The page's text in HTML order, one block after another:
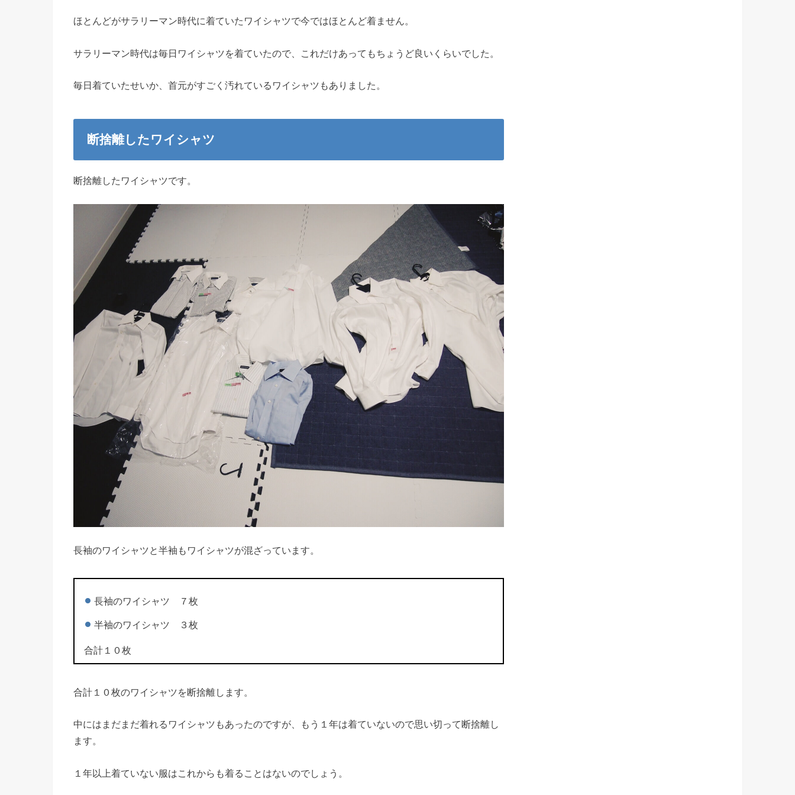
ほとんどがサラリーマン時代に着ていたワイシャツで今ではほとんど着ません。
サラリーマン時代は毎日ワイシャツを着ていたので、これだけあってもちょうど良いくらいでした。
毎日着ていたせいか、首元がすごく汚れているワイシャツもありました。
断捨離したワイシャツ
断捨離したワイシャツです。
長袖のワイシャツと半袖もワイシャツが混ざっています。
長袖のワイシャツ ７枚
半袖のワイシャツ ３枚
合計１０枚
合計１０枚のワイシャツを断捨離します。
中にはまだまだ着れるワイシャツもあったのですが、もう１年は着ていないので思い切って断捨離し
ます。
１年以上着ていない服はこれからも着ることはないのでしょう。